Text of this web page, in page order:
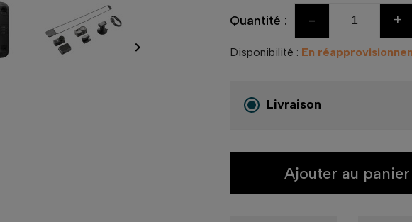

Quantité : - +
Disponibilité : En
Livraison
Ajouter au panier